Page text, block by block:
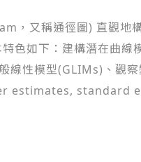
，又稱通徑圖) 直觀地
特色如下：建構潛在
線性模型(GLIMs)、觀
estimates, standard